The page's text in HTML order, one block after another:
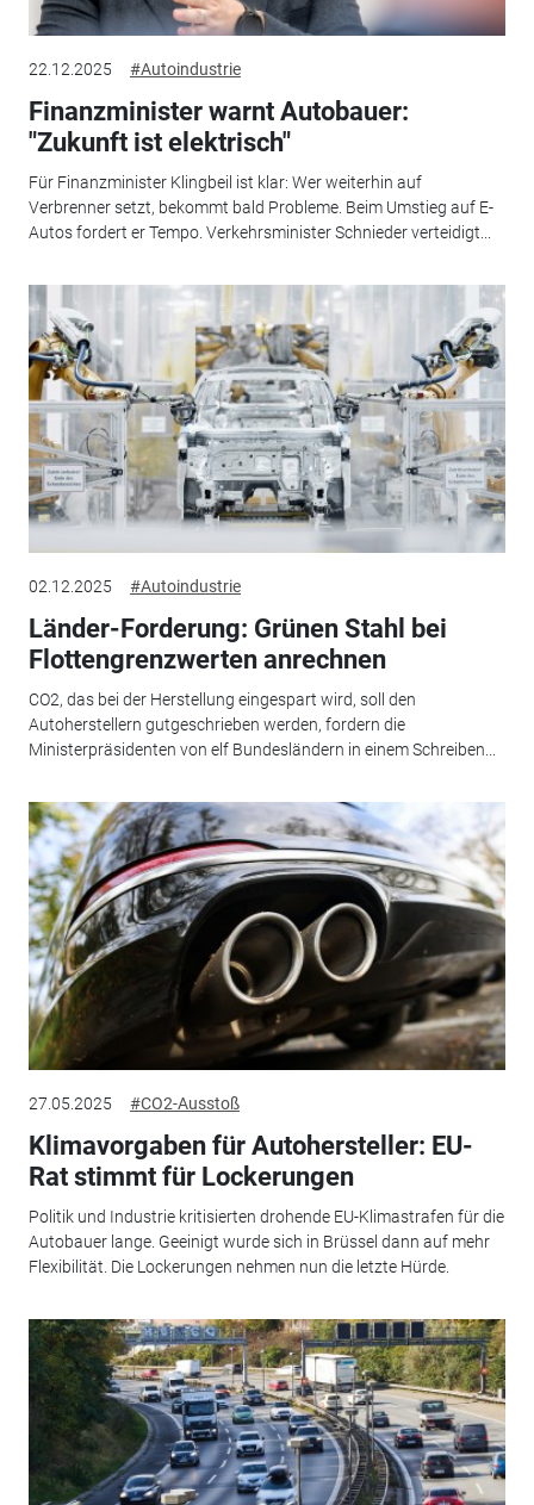
22.12.2025 #Autoindustrie
Finanzminister warnt Autobauer:
"Zukunft ist elektrisch"
Für Finanzminister Klingbeil ist klar: Wer weiterhin auf
Verbrenner setzt, bekommt bald Probleme. Beim Umstieg auf E-
Autos fordert er Tempo. Verkehrsminister Schnieder verteidigt...
02.12.2025 #Autoindustrie
Länder-Forderung: Grünen Stahl bei
Flottengrenzwerten anrechnen
CO2, das bei der Herstellung eingespart wird, soll den
Autoherstellern gutgeschrieben werden, fordern die
Ministerpräsidenten von elf Bundesländern in einem Schreiben...
27.05.2025 #CO2-Ausstoß
Klimavorgaben für Autohersteller: EU-
Rat stimmt für Lockerungen
Politik und Industrie kritisierten drohende EU-Klimastrafen für die
Autobauer lange. Geeinigt wurde sich in Brüssel dann auf mehr
Flexibilität. Die Lockerungen nehmen nun die letzte Hürde.